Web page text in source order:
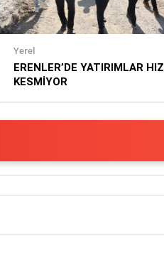
Yerel
ERENLER’DE YATIRIMLAR HIZ
KESMİYOR